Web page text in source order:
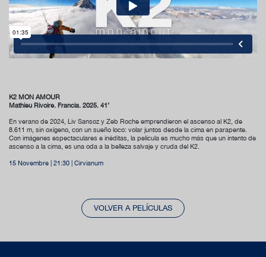
K2 MON AMOUR
Mathieu Rivoire. Francia. 2025. 41’
En verano de 2024, Liv Sansoz y Zeb Roche emprendieron el ascenso al K2, de
8.611 m, sin oxígeno, con un sueño loco: volar juntos desde la cima en parapente.
Con imágenes espectaculares e inéditas, la película es mucho más que un intento de
ascenso a la cima, es una oda a la belleza salvaje y cruda del K2.
15 Novembre | 21:30 | Cirvianum
VOLVER A PELÍCULAS